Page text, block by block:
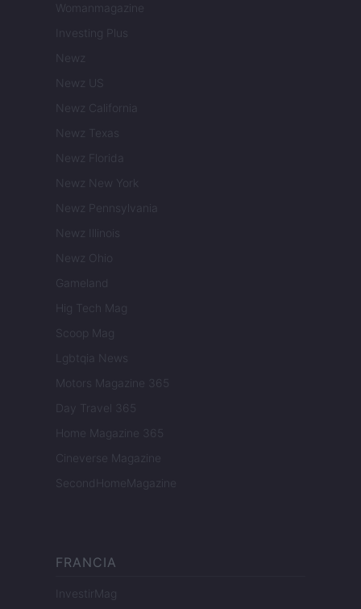
Womanmagazine
Investing Plus
Newz
Newz US
Newz California
Newz Texas
Newz Florida
Newz New York
Newz Pennsylvania
Newz Illinois
Newz Ohio
Gameland
Hig Tech Mag
Scoop Mag
Lgbtqia News
Motors Magazine 365
Day Travel 365
Home Magazine 365
Cineverse Magazine
SecondHomeMagazine
FRANCIA
InvestirMag